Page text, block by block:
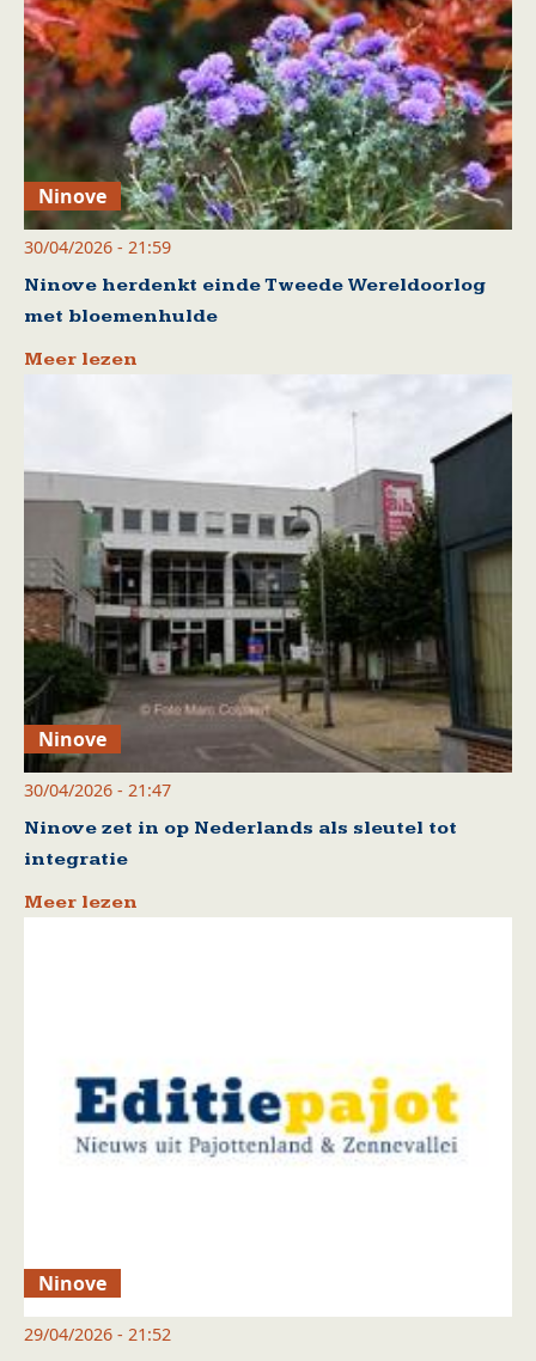
Ninove
30/04/2026 - 21:59
Ninove herdenkt einde Tweede Wereldoorlog
met bloemenhulde
Meer lezen
Ninove
30/04/2026 - 21:47
Ninove zet in op Nederlands als sleutel tot
integratie
Meer lezen
Ninove
29/04/2026 - 21:52